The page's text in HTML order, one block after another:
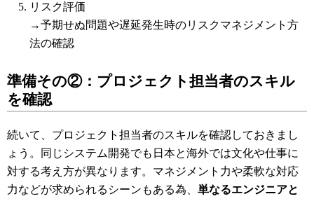
リスク評価
→予期せぬ問題や遅延発生時のリスクマネジメント方
法の確認
準備その②：プロジェクト担当者のスキル
を確認
続いて、プロジェクト担当者のスキルを確認しておきまし
ょう。同じシステム開発でも日本と海外では文化や仕事に
対する考え方が異なります。マネジメント力や柔軟な対応
力などが求められるシーンもある為、 単なるエンジニアと